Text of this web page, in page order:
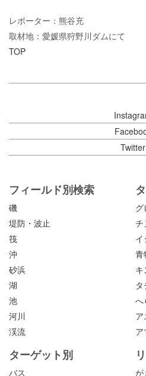
レポーター：熊谷充
取材地：愛媛県狩野川ダムにて
TOP
Twitter
フィールド別検索
磯
堤防・波止
筏
沖
砂浜
湖
池
河川
渓流
グ
チ
イ
青
キ
へ
ア
ア
ターゲット別
バス が